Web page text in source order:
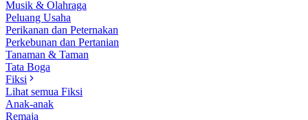
Musik & Olahraga
Peluang Usaha
Perikanan dan Peternakan
Perkebunan dan Pertanian
Tanaman & Taman
Tata Boga
Fiksi
Lihat semua Fiksi
Anak-anak
Remaja